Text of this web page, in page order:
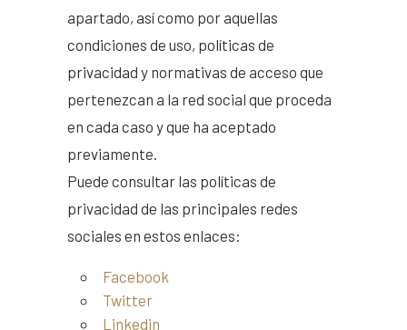
apartado, así como por aquellas
condiciones de uso, políticas de
privacidad y normativas de acceso que
pertenezcan a la red social que proceda
en cada caso y que ha aceptado
previamente.
Puede consultar las políticas de
privacidad de las principales redes
sociales en estos enlaces:
Facebook
Twitter
Linkedin